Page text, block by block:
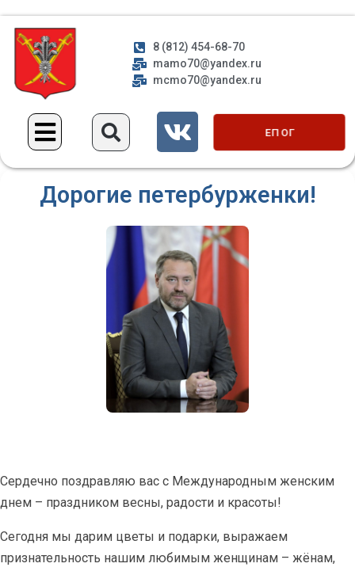
8 (812) 454-68-70
mamo70@yandex.ru
mcmo70@yandex.ru
ЕП ОГ
Дорогие петербурженки!
Сердечно поздравляю вас с Международным женским
днем – праздником весны, радости и красоты!
Сегодня мы дарим цветы и подарки, выражаем
признательность нашим любимым женщинам – жёнам,